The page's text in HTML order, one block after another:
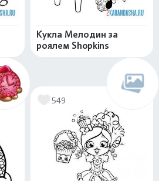
Кукла Мелодин за
роялем Shopkins
549